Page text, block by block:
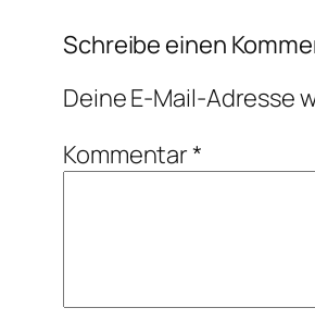
Schreibe einen
Deine E-Mail-Adresse
Kommentar*